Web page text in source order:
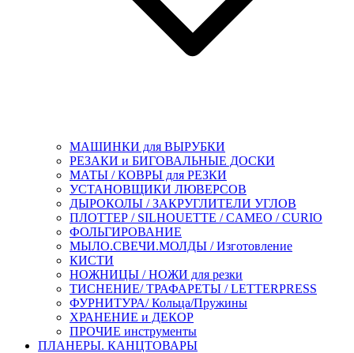
МАШИНКИ для ВЫРУБКИ
РЕЗАКИ и БИГОВАЛЬНЫЕ ДОСКИ
МАТЫ / КОВРЫ для РЕЗКИ
УСТАНОВЩИКИ ЛЮВЕРСОВ
ДЫРОКОЛЫ / ЗАКРУГЛИТЕЛИ УГЛОВ
ПЛОТТЕР / SILHOUETTE / CAMEO / CURIO
ФОЛЬГИРОВАНИЕ
МЫЛО.СВЕЧИ.МОЛДЫ / Изготовление
КИСТИ
НОЖНИЦЫ / НОЖИ для резки
ТИСНЕНИЕ/ ТРАФАРЕТЫ / LETTERPRESS
ФУРНИТУРА/ Кольца/Пружины
ХРАНЕНИЕ и ДЕКОР
ПРОЧИЕ инструменты
ПЛАНЕРЫ. КАНЦТОВАРЫ